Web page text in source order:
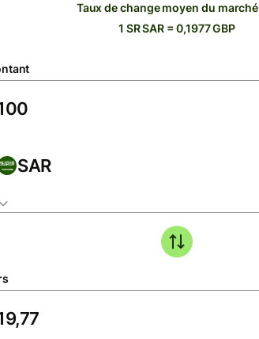
Taux de change moyen du marché
1 SR SAR = 0,1977 GBP
SAR